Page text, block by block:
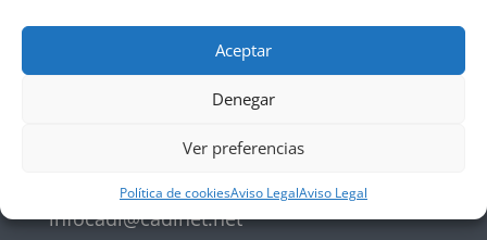
Aceptar
Denegar
Ver preferencias
Política de cookiesAviso LegalAviso Legal
Email
infocadi@cadinet.net